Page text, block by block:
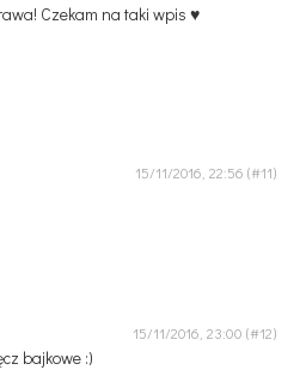
Czekam na taki wpis ♥
15/11/2016, 22:56
15/11/2016, 23:00
bajkowe :)